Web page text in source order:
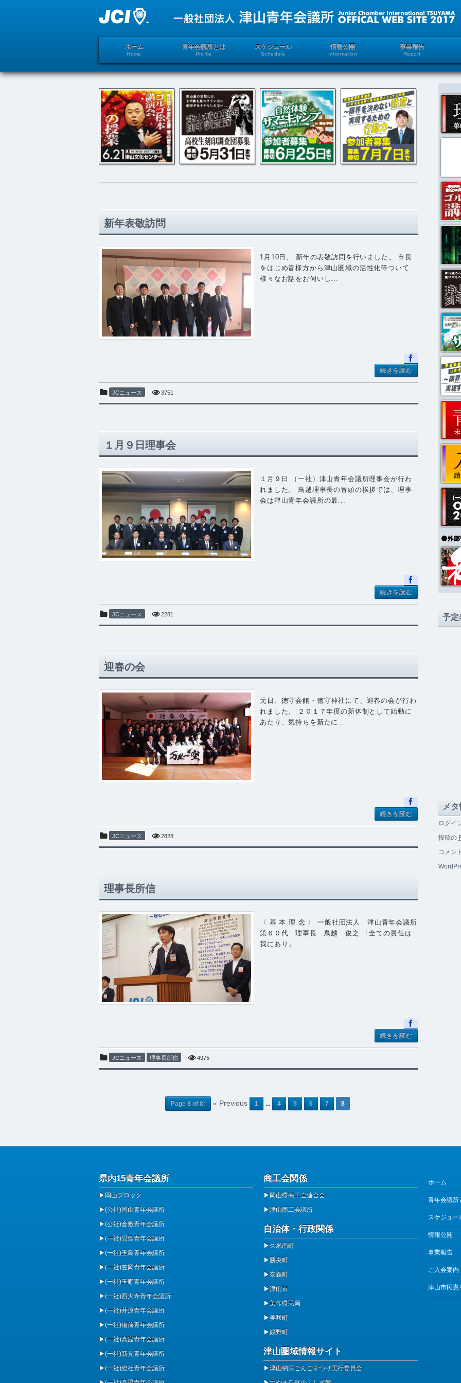
ホーム
Home
青年会議所とは
Profile
スケジュール
Schedule
情報公開
Information
事業報告
Report
新年表敬訪問
1月10日、 新年の表敬訪問を行いました。 市長
をはじめ皆様方から津山圏域の活性化等ついて
様々なお話をお伺いし...
続きを読む
JCニュース 3751
１月９日理事会
１月９日 （一社）津山青年会議所理事会が行わ
れました。 鳥越理事長の冒頭の挨拶では、理事
会は津山青年会議所の最...
続きを読む
JCニュース 2281
迎春の会
元日、徳守会館・徳守神社にて、迎春の会が行わ
れました。 ２０１７年度の新体制として始動に
あたり、気持ちを新たに...
続きを読む
JCニュース 2828
理事長所信
〈 基 本 理 念 〉 一般社団法人 津山青年会議所
第６０代 理事長 鳥越 俊之 「全ての責任は
我にあり」 ...
続きを読む
JCニュース 理事長所信 4975
Page 8 of 8: « Previous 1 ... 4 5 6 7 8
予定
メ
ログイ
投稿の
コメン
県内15青年会議所
▶ 岡山ブロック
▶(公社)岡山青年会議所
▶(公社)倉敷青年会議所
▶(一社)児島青年会議所
▶(一社)玉島青年会議所
▶(一社)笠岡青年会議所
▶(一社)玉野青年会議所
▶(一社)西大寺青年会議所
▶(一社)井原青年会議所
▶(一社)備前青年会議所
▶(一社)真庭青年会議所
▶(一社)新見青年会議所
▶(一社)総社青年会議所
商工会関係
▶ 岡山県商工会連合会
▶津山商工会議所
自治体・行政関係
▶久米南町
▶勝央町
▶奈義町
▶津山市
▶美作県民局
▶美咲町
▶鏡野町
津山圏域情報サイト
▶津山納涼ごんごまつり実行委員会
ホーム
青年会議所
スケジュー
情報公開
事業報告
ご入会案内
津山市民憲